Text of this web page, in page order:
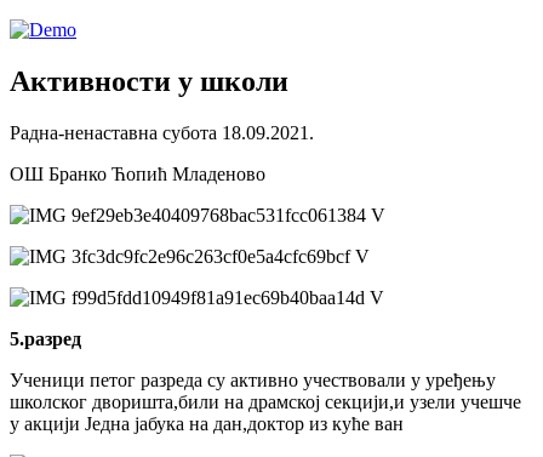
Активности у школи
Радна-ненаставна субота 18.09.2021.
ОШ Бранко Ћопић Младеново
5.разред
Ученици петог разреда су активно учествовали у уређењу
школског дворишта,били на драмској секцији,и узели учешче
у акцији Једна јабука на дан,доктор из куће ван